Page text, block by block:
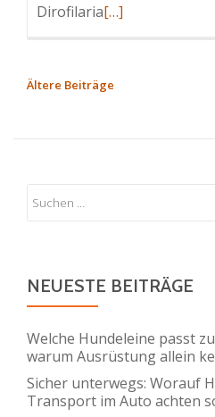
DirofilariaRead
Herzwurm
und
[…]
BEITRAGSNAVIGATION
Ältere Beiträge
NEUESTE BEITRÄGE
Welche Hundeleine passt
warum Ausrüstung allein
Sicher unterwegs: Worauf
Transport im Auto achten